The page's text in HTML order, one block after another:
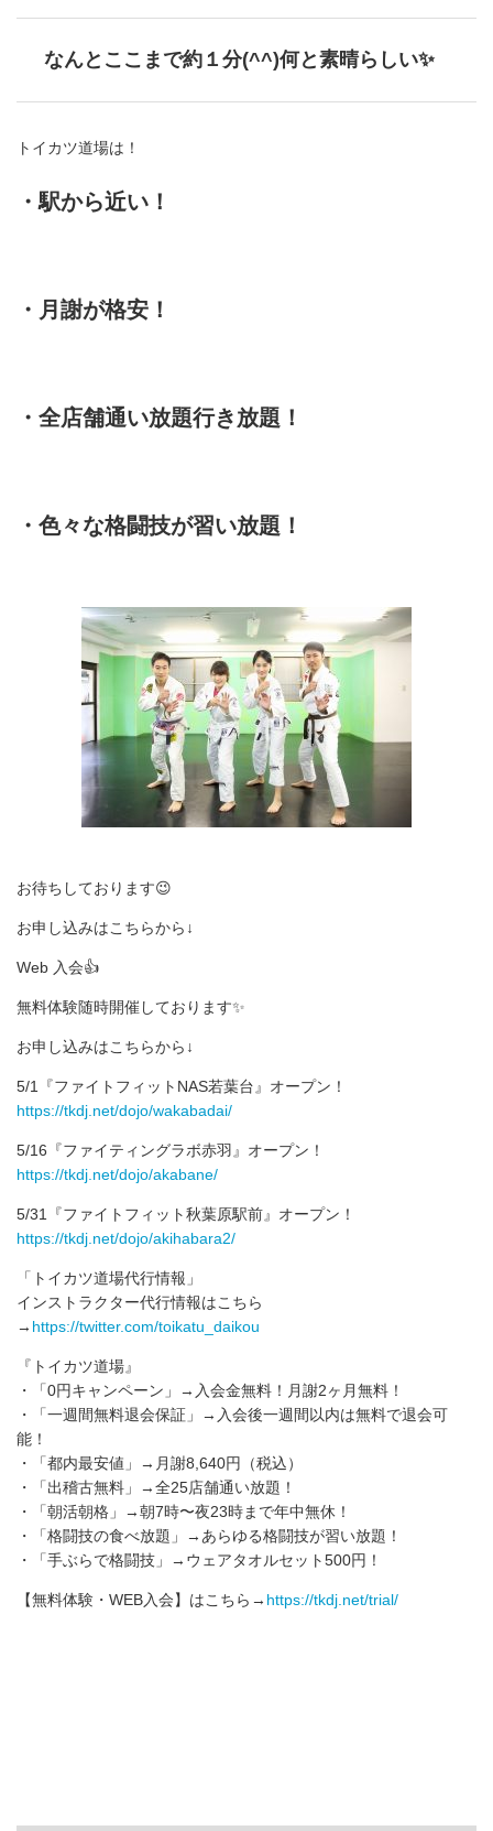
なんとここまで約１分(^^)何と素晴らしい✨
トイカツ道場は！
・駅から近い！
・月謝が格安！
・全店舗通い放題行き放題！
・色々な格闘技が習い放題！
お待ちしております😉
お申し込みはこちらから↓
Web 入会👍
無料体験随時開催しております✨
お申し込みはこちらから↓
5/1『ファイトフィットNAS若葉台』オープン！
https://tkdj.net/dojo/wakabadai/
5/16『ファイティングラボ赤羽』オープン！
https://tkdj.net/dojo/akabane/
5/31『ファイトフィット秋葉原駅前』オープン！
https://tkdj.net/dojo/akihabara2/
「トイカツ道場代行情報」
インストラクター代行情報はこちら
→ https://twitter.com/toikatu_daikou
『トイカツ道場』
・「0円キャンペーン」→入会金無料！月謝2ヶ月無料！
・「一週間無料退会保証」→入会後一週間以内は無料で退会可
能！
・「都内最安値」→月謝8,640円（税込）
・「出稽古無料」→全25店舗通い放題！
・「朝活朝格」→朝7時〜夜23時まで年中無休！
・「格闘技の食べ放題」→あらゆる格闘技が習い放題！
・「手ぶらで格闘技」→ウェアタオルセット500円！
【無料体験・WEB入会】はこちら→ https://tkdj.net/trial/